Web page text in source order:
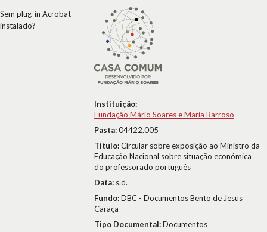
Instituição:
Fundação Mário Soares e Maria Barroso
Pasta:04422.005
Título:Circular sobre exposição ao Ministro da
Educação Nacional sobre situação económica
do professorado português
Data: s.d.
Fundo:DBC - Documentos Bento de Jesus
Caraça
Tipo Documental:Documentos
Sem plug-in Acrobat
instalado?